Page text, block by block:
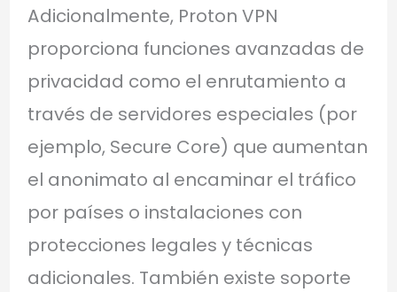
Adicionalmente, Proton VPN
proporciona funciones avanzadas de
privacidad como el enrutamiento a
través de servidores especiales (por
ejemplo, Secure Core) que aumentan
el anonimato al encaminar el tráfico
por países o instalaciones con
protecciones legales y técnicas
adicionales. También existe soporte